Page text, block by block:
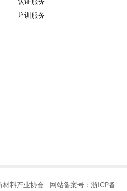
培训服务
料产业协会 网站备案号： 浙ICP备